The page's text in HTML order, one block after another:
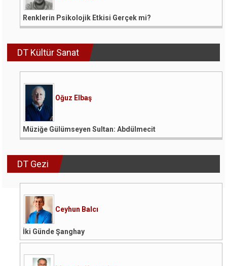
Renklerin Psikolojik Etkisi Gerçek mi?
DT Kültür Sanat
Oğuz Elbaş
Müziğe Gülümseyen Sultan: Abdülmecit
DT Gezi
Ceyhun Balcı
İki Günde Şanghay